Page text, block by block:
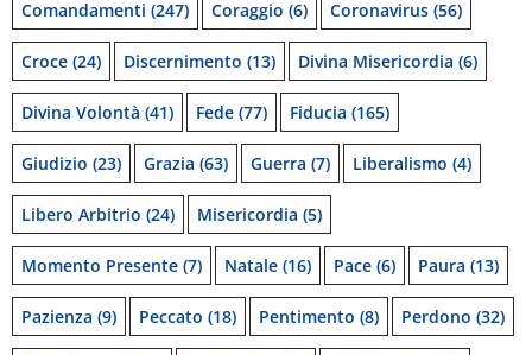
Comandamenti (247) Coraggio (6) Coronavirus (56)
Croce (24) Discernimento (13) Divina Misericordia (6)
Divina Volontà (41) Fede (77) Fiducia (165)
Giudizio (23) Grazia (63) Guerra (7) Liberalismo (4)
Libero Arbitrio (24) Misericordia (5)
Momento Presente (7) Natale (16) Pace (6) Paura (13)
Pazienza (9) Peccato (18) Pentimento (8) Perdono (32)